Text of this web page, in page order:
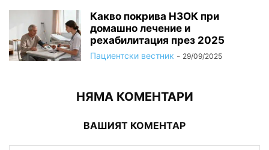
Какво покрива НЗОК при
домашно лечение и
рехабилитация през 2025
Пациентски вестник - 29/09/2025
НЯМА КОМЕНТАРИ
ВАШИЯТ КОМЕНТАР